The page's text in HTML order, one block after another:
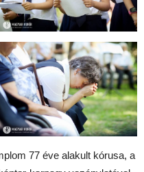
77 éve alakult kórusa, a